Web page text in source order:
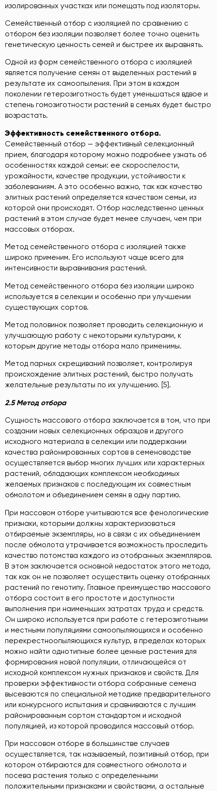
изолированных участках или помещать под изоляторы.
Семейственный отбор с изоляцией по сравнению с
отбором без изоляции позволяет более точно оценить
генетическую ценность семей и быстрее их выравнять.
Одной из форм семейственного отбора с изоляцией
является получение семян от выделенных растений в
результате их самоопыления. При этом в каждом
поколении гетерозиготность будет уменьшаться вдвое и
степень гомозиготности растений в семьях будет быстро
возрастать.
Эффективность семейственного отбора.
Семейственный отбор — эффективный селекционный
прием, благодаря которому можно подробнее узнать об
особенностях каждой семьи: ее скороспелости,
урожайности, качестве продукции, устойчивости к
заболеваниям. А это особенно важно, так как качество
элитных растений определяется качеством семьи, из
которой они происходят. Отбор наследственно ценных
растений в этом случае будет менее случаен, чем при
массовых отборах.
Метод семейственного отбора с изоляцией также
широко применим. Его используют чаще всего для
интенсивности выравнивания растений.
Метод семейственного отбора без изоляции широко
используется в селекции и особенно при улучшении
существующих сортов.
Метод половинок позволяет проводить селекционную и
улучшающую работу с некоторыми культурами, к
которым другие методы отбора мало применимы.
Метод парных скрещиваний позволяет, контролируя
происхождение элитных растений, быстро получать
желательные результаты по их улучшению. [5].
2.5 Метод отбора
Сущность массового отбора заключается в том, что при
создании новых селекционных образцов и другого
исходного материала в селекции или поддержании
качества районированных сортов в семеноводстве
осуществляется выбор многих лучших или характерных
растений, обладающих комплексом необходимых
желаемых признаков с последующим их совместным
обмолотом и объединением семян в одну партию.
При массовом отборе учитываются все фенологические
признаки, которыми должны характеризоваться
отбираемые экземпляры, но в связи с их объединением
после обмолота утрачивается возможность проследить
качество потомства каждого из отобранных экземпляров.
В этом заключается основной недостаток этого метода,
так как он не позволяет осуществить оценку отобранных
растений по генотипу. Главное преимущество массового
отбора состоит в его простоте и доступности
выполнения при наименьших затратах труда и средств.
Он широко используется при работе с гетерозиготными
и местными популяциями самоопыляющихся и особенно
перекрестноопыляющихся культур, в пределах которых
можно найти однотипные более ценные растения для
формирования новой популяции, отличающейся от
исходной комплексом нужных признаков и свойств. Для
проверки эффективности отбора собранные семена
высеваются по специальной методике предварительного
или конкурсного испытания и сравниваются с лучшим
районированным сортом стандартом и исходной
популяцией, из которой проводился массовый отбор.
При массовом отборе в большинстве случаев
осуществляется, так называемый, позитивный отбор, при
котором отбираются для совместного обмолота и
посева растения только с определенными
положительными признаками и свойствами, а остальные